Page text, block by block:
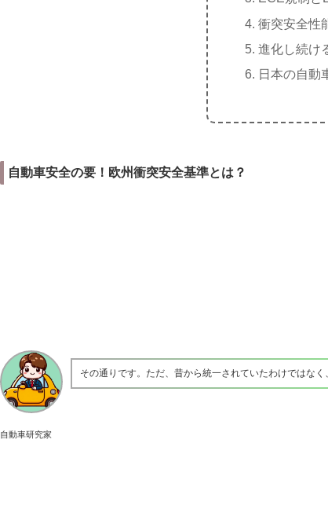
衝突安全性
進化し続け
日本の自動
自動車安全の要！欧州衝突安全基準とは？
自動車研究家
その通りです。ただ、昔から統一されていたわけではな